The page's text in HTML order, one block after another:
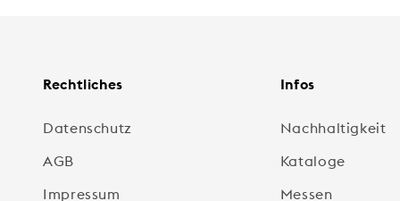
Rechtliches
Datenschutz
AGB
Impressum
Infos
Nachhaltigkeit
Kataloge
Messen